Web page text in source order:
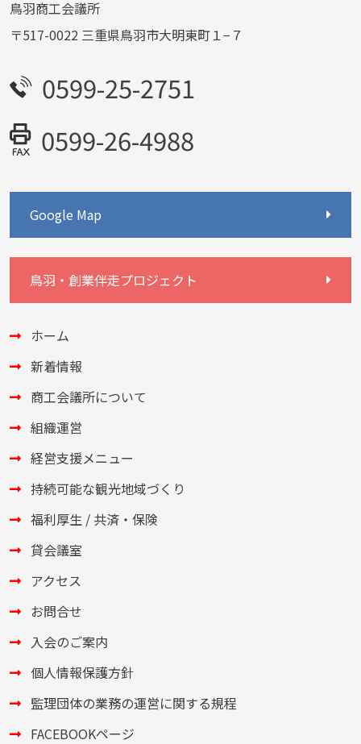
鳥羽商工会議所
〒517-0022 三重県鳥羽市大明東町１−７
0599-25-2751
0599-26-4988
Google Map
鳥羽・創業伴走プロジェクト
ホーム
新着情報
商工会議所について
組織運営
経営支援メニュー
持続可能な観光地域づくり
福利厚生 / 共済・保険
貸会議室
アクセス
お問合せ
入会のご案内
個人情報保護方針
監理団体の業務の運営に関する規程
FACEBOOKページ